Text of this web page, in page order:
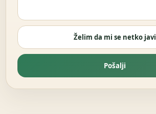
Želim da mi se netko javi
Pošalji